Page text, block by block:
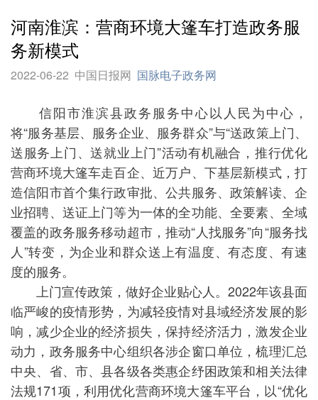
河南淮滨：营商环境大篷车打造政务服
务新模式
2022-06-22 中国日报网 国脉电子政务网
信阳市淮滨县政务服务中心以人民为中心，
将“服务基层、服务企业、服务群众”与“送政策上门、
送服务上门、送就业上门”活动有机融合，推行优化
营商环境大篷车走百企、近万户、下基层新模式，打
造信阳市首个集行政审批、公共服务、政策解读、企
业招聘、送证上门等为一体的全功能、全要素、全域
覆盖的政务服务移动超市，推动“人找服务”向“服务找
人”转变，为企业和群众送上有温度、有态度、有速
度的服务。
上门宣传政策，做好企业贴心人。2022年该县面
临严峻的疫情形势，为减轻疫情对县域经济发展的影
响，减少企业的经济损失，保持经济活力，激发企业
动力，政务服务中心组织各涉企窗口单位，梳理汇总
中央、省、市、县各级各类惠企纾困政策和相关法律
法规171项，利用优化营商环境大篷车平台，以“优化